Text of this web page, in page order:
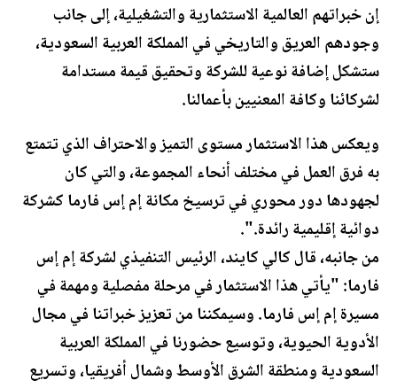
إن خبراتهم العالمية الاستثمارية والتشغيلية، إلى جانب
وجودهم العريق والتاريخي في المملكة العربية السعودية،
ستشكل إضافة نوعية للشركة وتحقيق قيمة مستدامة
لشركائنا وكافة المعنيين بأعمالنا.
ويعكس هذا الاستثمار مستوى التميز والاحتراف الذي تتمتع
به فرق العمل في مختلف أنحاء المجموعة، والتي كان
لجهودها دور محوري في ترسيخ مكانة إم إس فارما كشركة
دوائية إقليمية رائدة.".
من جانبه، قال كالي كايند، الرئيس التنفيذي لشركة إم إس
فارما: "يأتي هذا الاستثمار في مرحلة مفصلية ومهمة في
مسيرة إم إس فارما. وسيمكننا من تعزيز خبراتنا في مجال
الأدوية الحيوية، وتوسيع حضورنا في المملكة العربية
السعودية ومنطقة الشرق الأوسط وشمال أفريقيا، وتسريع